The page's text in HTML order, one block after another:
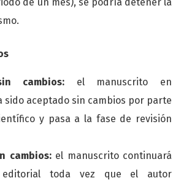
cambios: el manuscrito en
sido aceptado sin cambios por parte
y pasa a la fase de revisión
cambios:el manuscrito continuará
editorial toda vez que el autor